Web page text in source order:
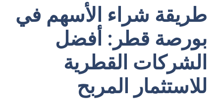
طريقة شراء الأسهم في
بورصة قطر: أفضل
الشركات القطرية
للاستثمار المربح